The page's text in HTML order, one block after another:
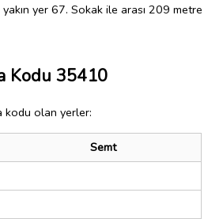
yakın yer 67. Sokak ile arası 209 metre
Kodu 35410
kodu olan yerler:
Semt